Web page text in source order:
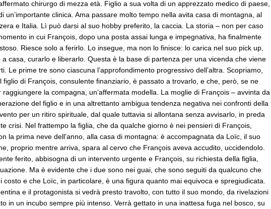
chirurgo di mezza età. Figlio a sua volta di un apprezzato medico di paese,
un’importante clinica. Ama passare molto tempo nella avita casa di montagna, al
e Italia. Lì può darsi al suo hobby preferito, la caccia. La storia – non per caso
in cui François, dopo una posta assai lunga e impegnativa, ha finalmente
Riesce solo a ferirlo. Lo insegue, ma non lo finisce: lo carica nel suo pick up,
casa, curarlo e liberarlo. Questa è la base di partenza per una vicenda che viene
Le prime tre sono ciascuna l’approfondimento progressivo dell’altra. Scopriamo,
figlio di François, consulente finanziario, è passato a trovarlo, e che, però, se ne
la compagna, un’affermata modella. La moglie di François – avvinta da
del figlio e in una altrettanto ambigua tendenza negativa nei confronti della
per un ritiro spirituale, dal quale tuttavia si allontana senza avvisarlo, in preda
crisi. Nel frattempo la figlia, che da qualche giorno è nei pensieri di François,
la prima neve dell’anno, alla casa di montagna: è accompagnata da Loïc, il suo
proprio mentre arriva, spara al cervo che François aveva accudito, uccidendolo.
ferito, abbisogna di un intervento urgente e François, su richiesta della figlia,
Ma è evidente che i due sono nei guai, che sono seguiti da qualcuno che
costo e che Loïc, in particolare, è una figura quanto mai equivoca e spregiudicata.
e il protagonista si vedrà presto travolto, con tutto il suo mondo, da rivelazioni
in un incubo sempre più intenso. Verrà gettato in una inattesa fuga nel bosco, su